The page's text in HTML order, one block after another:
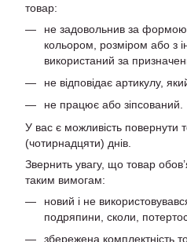
товар:
не задовольнив за
кольором, розміром або з
використаний за
не відповідає артикулу,
не працює або зіпсований.
У вас є можливість повернути
(чотирнадцяти) днів.
Звернить увагу, що товар
таким вимогам:
новий і не
подряпини, сколи,
збережена комплектність